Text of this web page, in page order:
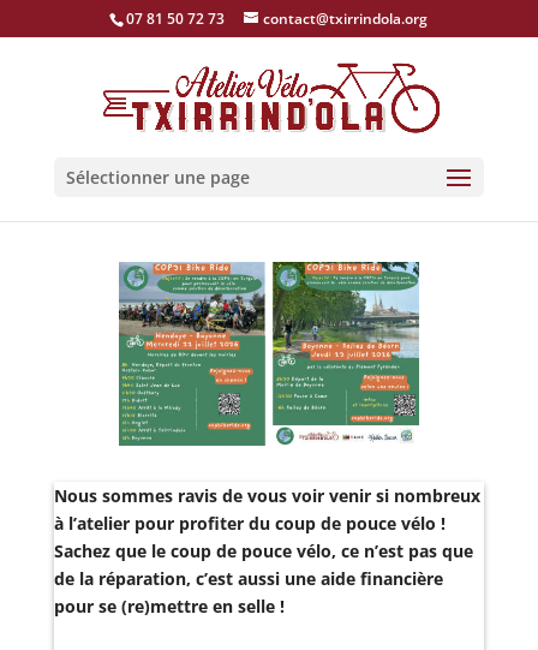
07 81 50 72 73 contact@txirrindola.org
Sélectionner une page
Nous sommes ravis de vous voir venir si nombreux
à l’atelier pour profiter du coup de pouce vélo !
Sachez que le coup de pouce vélo, ce n’est pas que
de la réparation, c’est aussi une aide financière
pour se (re)mettre en selle !